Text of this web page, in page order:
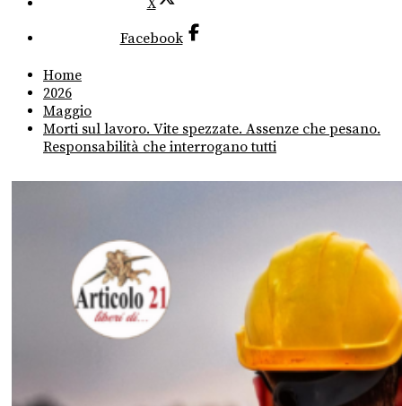
X
Facebook
Home
2026
Maggio
Morti sul lavoro. Vite spezzate. Assenze che pesano.
Responsabilità che interrogano tutti